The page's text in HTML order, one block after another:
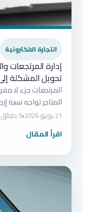
التجارة الالكترونية
إدارة المرتجعات
تحويل المشكلة
المرتجعات جزء لا
المتاجر تواجه نسبة إرجاع 20-30%. المشكلة
21 يونيو 2026 •9 دقائق قراءة
اقرأ المقال